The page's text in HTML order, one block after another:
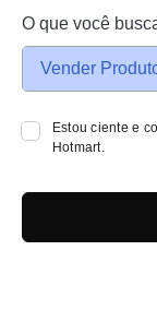
O que você
Vender
Estou ciente e
Hotmart.